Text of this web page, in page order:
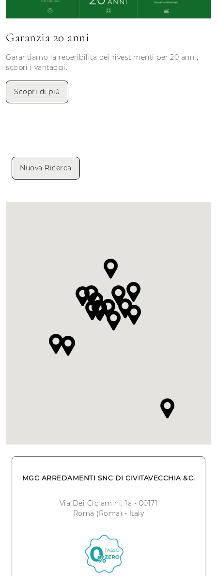
Garanzia 20 anni
Garantiamo la reperibilità dei rivestimenti per 20 anni,
scopri i vantaggi.
Scopri di più
Nuova Ricerca
MGC ARREDAMENTI SNC DI CIVITAVECCHIA &C.
Via Dei Ciclamini, 1a - 00171
Roma (Roma) - Italy